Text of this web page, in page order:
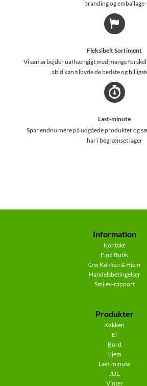
branding og emballage
Fleksibelt Sortiment
Vi samarbejder uafhængigt med mange
altid kan tilbyde de bedste og
Last-minute
Spar endnu mere på udgåede produkter og
har i begrænset lager
Information
Kontakt
Find Butik
Om Køkken & Hjem
Handelsbetingelser
Smiley-rapport
Produkter
Køkken
El
Bord
Hjem
Last-minute
JUL
Vinter